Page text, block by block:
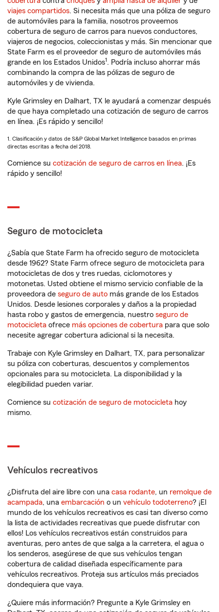
viajes compartidos. Si necesita más que una póliza de seguro
de automóviles para la familia, nosotros proveemos
cobertura de seguro de carros para nuevos conductores,
viajeros de negocios, coleccionistas y más. Sin mencionar que
State Farm es el proveedor de seguro de automóviles más
grande en los Estados Unidos1. Podría incluso ahorrar más
combinando la compra de las pólizas de seguro de
automóviles y de vivienda.
Kyle Grimsley en Dalhart, TX le ayudará a comenzar después
de que haya completado una cotización de seguro de carros
en línea. ¡Es rápido y sencillo!
1. Clasificación y datos de S&P Global Market Intelligence basados en primas
directas escritas a fecha del 2018.
Comience su cotización de seguro de carros en línea. ¡Es
rápido y sencillo!
Seguro de motocicleta
¿Sabía que State Farm ha ofrecido seguro de motocicleta
desde 1962? State Farm ofrece seguro de motocicleta para
motocicletas de dos y tres ruedas, ciclomotores y
motonetas. Usted obtiene el mismo servicio confiable de la
proveedora de seguro de auto más grande de los Estados
Unidos. Desde lesiones corporales y daños a la propiedad
hasta robo y gastos de emergencia, nuestro seguro de
motocicleta ofrece más opciones de cobertura para que solo
necesite agregar cobertura adicional si la necesita.
Trabaje con Kyle Grimsley en Dalhart, TX, para personalizar
su póliza con coberturas, descuentos y complementos
opcionales para su motocicleta. La disponibilidad y la
elegibilidad pueden variar.
Comience su cotización de seguro de motocicleta hoy
mismo.
Vehículos recreativos
¿Disfruta del aire libre con una casa rodante, un remolque de
acampada, una embarcación o un vehículo todoterreno? ¡El
mundo de los vehículos recreativos es casi tan diverso como
la lista de actividades recreativas que puede disfrutar con
ellos! Los vehículos recreativos están construidos para
aventuras, pero antes de que salga a la carretera, el agua o
los senderos, asegúrese de que sus vehículos tengan
cobertura de calidad diseñada específicamente para
vehículos recreativos. Proteja sus artículos más preciados
dondequiera que vaya.
¿Quiere más información? Pregunte a Kyle Grimsley en